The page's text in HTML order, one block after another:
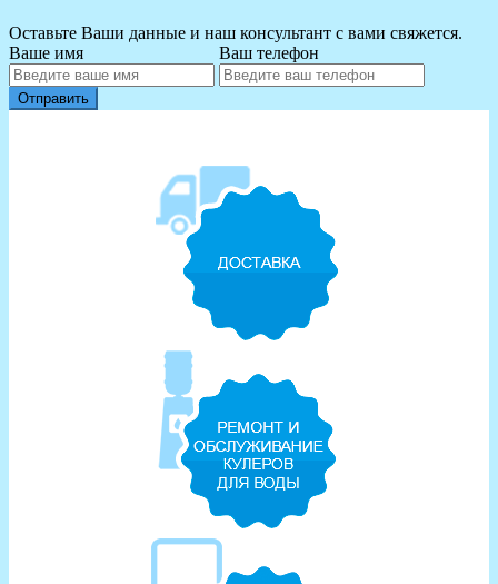
Оставьте Ваши данные и наш консультант с вами свяжется.
Ваше имя
Ваш телефон
Отправить